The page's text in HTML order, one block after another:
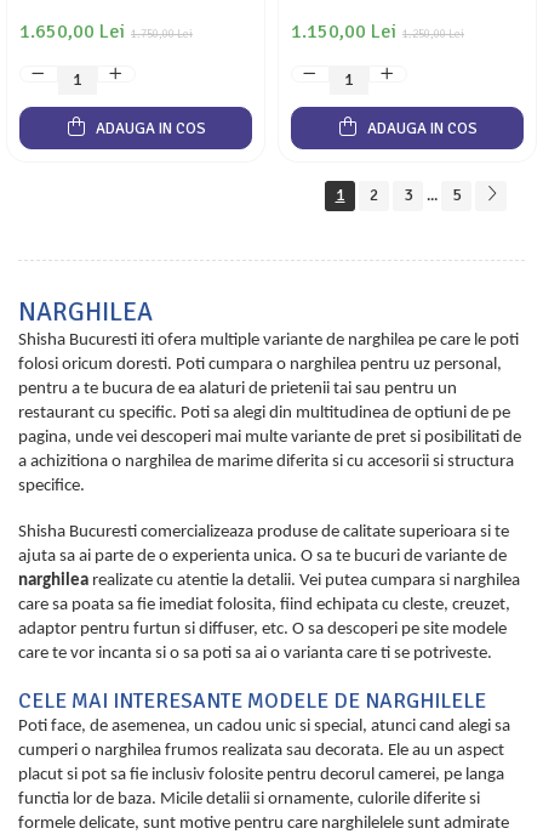
1.750,00 Lei
1.650,00 Lei
ADAUGA IN COS
1.250,00 Lei
1.150,00 Lei
ADAUGA IN COS
1 2 3 ... 5
NARGHILEA
Shisha Bucuresti iti ofera multiple variante de narghilea pe care le poti
folosi oricum doresti. Poti cumpara o narghilea pentru uz personal,
pentru a te bucura de ea alaturi de prietenii tai sau pentru un
restaurant cu specific. Poti sa alegi din multitudinea de optiuni de pe
pagina, unde vei descoperi mai multe variante de pret si posibilitati de
a achizitiona o narghilea de marime diferita si cu accesorii si structura
specifice.
Shisha Bucuresti comercializeaza produse de calitate superioara si te
ajuta sa ai parte de o experienta unica. O sa te bucuri de variante de
narghilea realizate cu atentie la detalii. Vei putea cumpara si narghilea
care sa poata sa fie imediat folosita, fiind echipata cu cleste, creuzet,
adaptor pentru furtun si diffuser, etc. O sa descoperi pe site modele
care te vor incanta si o sa poti sa ai o varianta care ti se potriveste.
CELE MAI INTERESANTE MODELE DE NARGHILELE
Poti face, de asemenea, un cadou unic si special, atunci cand alegi sa
cumperi o narghilea frumos realizata sau decorata. Ele au un aspect
placut si pot sa fie inclusiv folosite pentru decorul camerei, pe langa
functia lor de baza. Micile detalii si ornamente, culorile diferite si
formele delicate, sunt motive pentru care narghilelele sunt admirate